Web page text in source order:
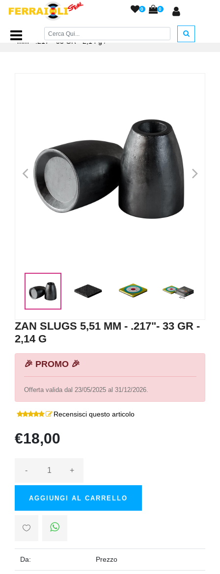
0 0
Home Page/PIOMBINI/Piombini ZAN/ZAN Slugs 5,51
mm - .217"- 33 GR - 2,14 g/
< >
ZAN SLUGS 5,51 MM - .217"- 33 GR -
2,14 G
🎉 PROMO 🎉
Offerta valida dal 23/05/2025 al 31/12/2026.
Recensisci questo articolo
€18,00
- +
AGGIUNGI AL CARRELLO
Da: Prezzo